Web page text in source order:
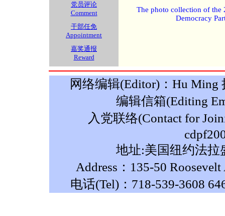
党员评论
Comment
干部任免
Appointment
嘉奖通报
Reward
The photo collection of the
Democracy
网络编辑(Editor)：Hu Ming
编辑信箱(Editing
入党联络(Contact for
地址:美国纽约法拉
Address：135-50
电话(Tel)：718-539-3608